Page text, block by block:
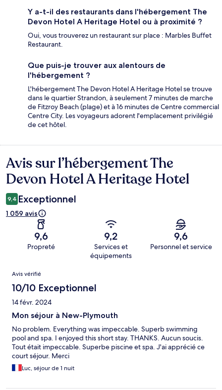
Y a-t-il des restaurants dans l'hébergement The
Devon Hotel A Heritage Hotel ou à proximité ?
Oui, vous trouverez un restaurant sur place : Marbles Buffet
Restaurant.
Que puis-je trouver aux alentours de
l'hébergement ?
L'hébergement The Devon Hotel A Heritage Hotel se trouve
dans le quartier Strandon, à seulement 7 minutes de marche
de Fitzroy Beach (plage) et à 16 minutes de Centre commercial
Centre City. Les voyageurs adorent l'emplacement privilégié
de cet hôtel.
Avis
Avis sur l’hébergement The
Devon Hotel A Heritage Hotel
9,4 Exceptionnel
1 059 avis
9,6
Propreté
9,2
Services et
équipements
9,6
Personnel et service
Avis
Avis vérifié
10/10 Exceptionnel
14 févr. 2024
Mon séjour à New-Plymouth
No problem. Everything was impeccable. Superb swimming
pool and spa. I enjoyed this short stay. THANKS. Aucun soucis.
Tout était impeccable. Superbe piscine et spa. J'ai apprécié ce
court séjour. Merci
Luc, séjour de 1 nuit